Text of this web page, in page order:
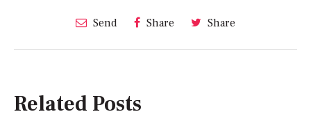
Send Share Share
Related Posts